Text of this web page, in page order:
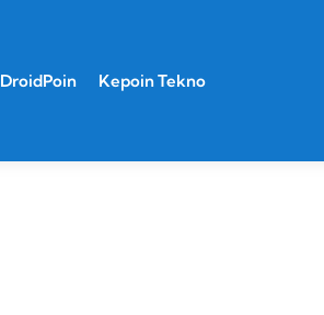
DroidPoin Kepoin Tekno